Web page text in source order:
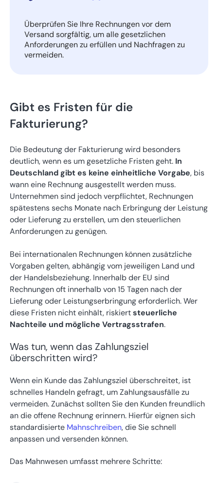
Überprüfen Sie Ihre Rechnungen vor dem
Versand sorgfältig, um alle gesetzlichen
Anforderungen zu erfüllen und Nachfragen zu
vermeiden.
Gibt es Fristen für die
Fakturierung?
Die Bedeutung der Fakturierung wird besonders
deutlich, wenn es um gesetzliche Fristen geht. In
Deutschland gibt es keine einheitliche Vorgabe, bis
wann eine Rechnung ausgestellt werden muss.
Unternehmen sind jedoch verpflichtet, Rechnungen
spätestens sechs Monate nach Erbringung der Leistung
oder Lieferung zu erstellen, um den steuerlichen
Anforderungen zu genügen.
Bei internationalen Rechnungen können zusätzliche
Vorgaben gelten, abhängig vom jeweiligen Land und
der Handelsbeziehung. Innerhalb der EU sind
Rechnungen oft innerhalb von 15 Tagen nach der
Lieferung oder Leistungserbringung erforderlich. Wer
diese Fristen nicht einhält, riskiertsteuerliche
Nachteile und mögliche Vertragsstrafen.
Was tun, wenn das Zahlungsziel
überschritten wird?
Wenn ein Kunde das Zahlungsziel überschreitet, ist
schnelles Handeln gefragt, um Zahlungsausfälle zu
vermeiden. Zunächst sollten Sie den Kunden freundlich
an die offene Rechnung erinnern. Hierfür eignen sich
standardisierte Mahnschreiben, die Sie schnell
anpassen und versenden können.
Das Mahnwesen umfasst mehrere Schritte: